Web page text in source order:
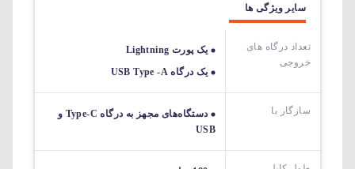
سایر ویژگی ها
تعداد درگاه های
خروجی
یک پورت Lightning
یک درگاه USB Type -A
سازگار با
دستگاه‌های مجهز به درگاه Type-C و
USB